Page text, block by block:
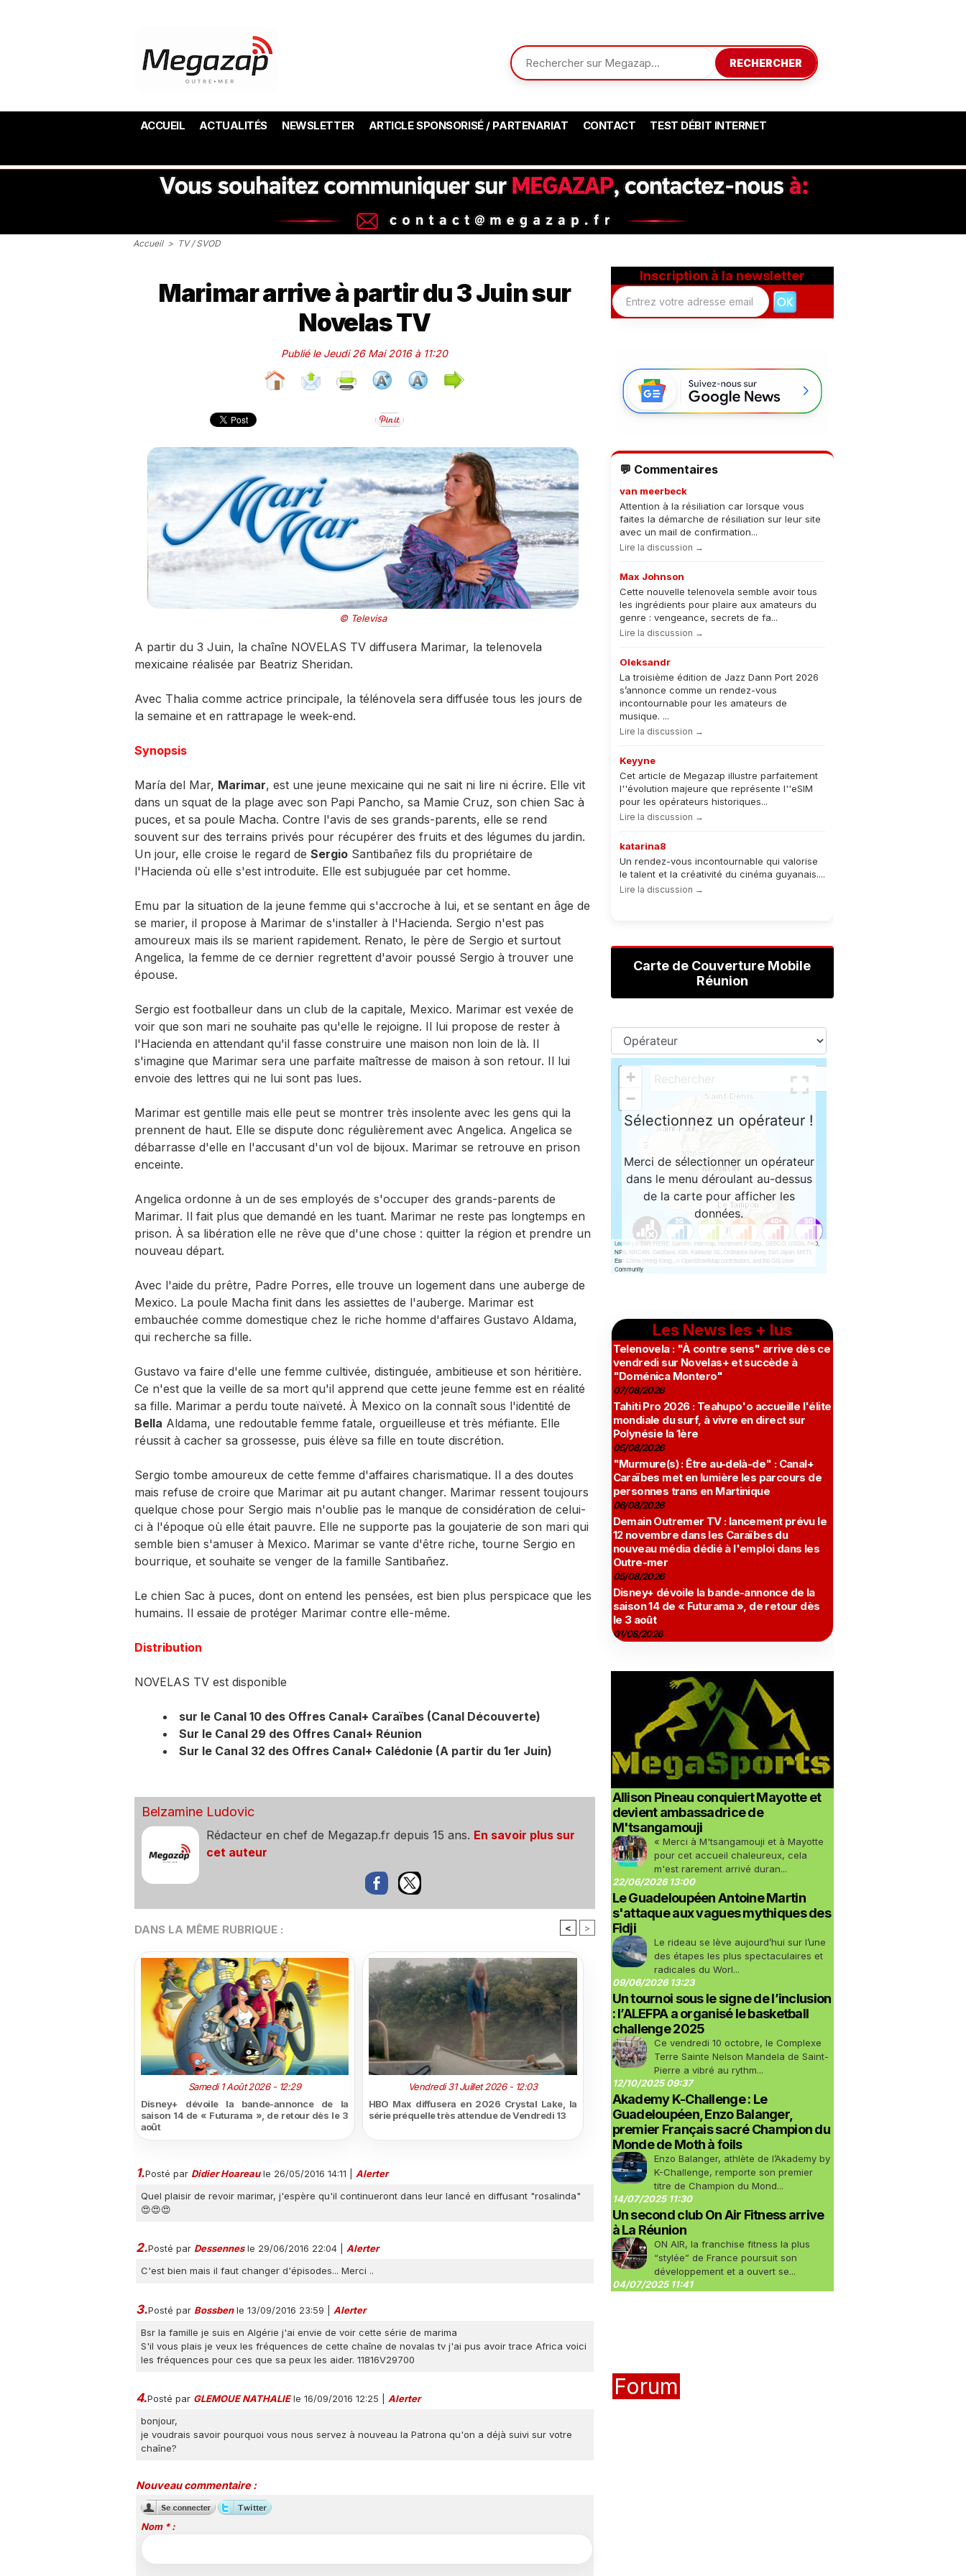
RECHERCHER
ACCUEIL ACTUALITÉS NEWSLETTER ARTICLE SPONSORISÉ / PARTENARIAT CONTACT TEST DÉBIT INTERNET
Accueil > TV / SVOD
Marimar arrive à partir du 3 Juin sur
Novelas TV
Publié le Jeudi 26 Mai 2016 à 11:20
© Televisa
A partir du 3 Juin, la chaîne NOVELAS TV diffusera Marimar, la telenovela
mexicaine réalisée par Beatriz Sheridan.
Avec Thalia comme actrice principale, la télénovela sera diffusée tous les jours de
la semaine et en rattrapage le week-end.
Synopsis
María del Mar, Marimar, est une jeune mexicaine qui ne sait ni lire ni écrire. Elle vit
dans un squat de la plage avec son Papi Pancho, sa Mamie Cruz, son chien Sac à
puces, et sa poule Macha. Contre l'avis de ses grands-parents, elle se rend
souvent sur des terrains privés pour récupérer des fruits et des légumes du jardin.
Un jour, elle croise le regard de SergioSantibañez fils du propriétaire de
l'Hacienda où elle s'est introduite. Elle est subjuguée par cet homme.
Emu par la situation de la jeune femme qui s'accroche à lui, et se sentant en âge de
se marier, il propose à Marimar de s'installer à l'Hacienda. Sergio n'est pas
amoureux mais ils se marient rapidement. Renato, le père de Sergio et surtout
Angelica, la femme de ce dernier regrettent d'avoir poussé Sergio à trouver une
épouse.
Sergio est footballeur dans un club de la capitale, Mexico. Marimar est vexée de
voir que son mari ne souhaite pas qu'elle le rejoigne. Il lui propose de rester à
l'Hacienda en attendant qu'il fasse construire une maison non loin de là. Il
s'imagine que Marimar sera une parfaite maîtresse de maison à son retour. Il lui
envoie des lettres qui ne lui sont pas lues.
Marimar est gentille mais elle peut se montrer très insolente avec les gens qui la
prennent de haut. Elle se dispute donc régulièrement avec Angelica. Angelica se
débarrasse d'elle en l'accusant d'un vol de bijoux. Marimar se retrouve en prison
enceinte.
Angelica ordonne à un de ses employés de s'occuper des grands-parents de
Marimar. Il fait plus que demandé en les tuant. Marimar ne reste pas longtemps en
prison. À sa libération elle ne rêve que d'une chose : quitter la région et prendre un
nouveau départ.
Avec l'aide du prêtre, Padre Porres, elle trouve un logement dans une auberge de
Mexico. La poule Macha finit dans les assiettes de l'auberge. Marimar est
embauchée comme domestique chez le riche homme d'affaires Gustavo Aldama,
qui recherche sa fille.
Gustavo va faire d'elle une femme cultivée, distinguée, ambitieuse et son héritière.
Ce n'est que la veille de sa mort qu'il apprend que cette jeune femme est en réalité
sa fille. Marimar a perdu toute naïveté. À Mexico on la connaît sous l'identité de
Bella Aldama, une redoutable femme fatale, orgueilleuse et très méfiante. Elle
réussit à cacher sa grossesse, puis élève sa fille en toute discrétion.
Sergio tombe amoureux de cette femme d'affaires charismatique. Il a des doutes
mais refuse de croire que Marimar ait pu autant changer. Marimar ressent toujours
quelque chose pour Sergio mais n'oublie pas le manque de considération de celui-
ci à l'époque où elle était pauvre. Elle ne supporte pas la goujaterie de son mari qui
semble bien s'amuser à Mexico. Marimar se vante d'être riche, tourne Sergio en
bourrique, et souhaite se venger de la famille Santibañez.
Le chien Sac à puces, dont on entend les pensées, est bien plus perspicace que les
humains. Il essaie de protéger Marimar contre elle-même.
Distribution
NOVELAS TV est disponible
sur le Canal 10 des Offres Canal+ Caraïbes (Canal Découverte)
Sur le Canal 29 des Offres Canal+ Réunion
Sur le Canal 32 des Offres Canal+ Calédonie (A partir du 1er Juin)
Belzamine Ludovic
Rédacteur en chef de Megazap.fr depuis 15 ans. En savoir plus sur
cet auteur
DANS LA MÊME RUBRIQUE : < >
Samedi 1 Août 2026 - 12:29
Disney+ dévoile la bande-annonce de la
saison 14 de « Futurama », de retour dès le 3
août
Vendredi 31 Juillet 2026 - 12:03
HBO Max diffusera en 2026 Crystal Lake, la
série préquelle très attendue de Vendredi 13
1.Posté par Didier Hoareau le 26/05/2016 14:11
Alerter
Quel plaisir de revoir marimar, j'espère qu'il continueront dans leur lancé en diffusant "rosalinda"
😍😍😍
2.Posté par Dessennes le 29/06/2016 22:04
Alerter
C'est bien mais il faut changer d'épisodes... Merci ..
3.Posté par Bossben le 13/09/2016 23:59
Alerter
Bsr la famille je suis en Algérie j'ai envie de voir cette série de marima
S'il vous plais je veux les fréquences de cette chaîne de novalas tv j'ai pus avoir trace Africa voici
les fréquences pour ces que sa peux les aider. 11816V29700
4.Posté par GLEMOUE NATHALIE le 16/09/2016 12:25
Alerter
bonjour,
je voudrais savoir pourquoi vous nous servez à nouveau la Patrona qu'on a déjà suivi sur votre
chaîne?
Nouveau commentaire :
Nom * :
Inscription à la newsletter
💬 Commentaires
van meerbeck
Attention à la résiliation car lorsque vous
faites la démarche de résiliation sur leur site
avec un mail de confirmation...
Lire la discussion →
Max Johnson
Cette nouvelle telenovela semble avoir tous
les ingrédients pour plaire aux amateurs du
genre : vengeance, secrets de fa...
Lire la discussion →
Oleksandr
La troisième édition de Jazz Dann Port 2026
s’annonce comme un rendez-vous
incontournable pour les amateurs de
musique. ...
Lire la discussion →
Keyyne
Cet article de Megazap illustre parfaitement
l''évolution majeure que représente l''eSIM
pour les opérateurs historiques...
Lire la discussion →
katarina8
Un rendez-vous incontournable qui valorise
le talent et la créativité du cinéma guyanais....
Lire la discussion →
Carte de Couverture Mobile
Réunion
Les News les + lus
Telenovela : "À contre sens" arrive dès ce
vendredi sur Novelas+ et succède à
"Doménica Montero"
07/08/2026
Tahiti Pro 2026 : Teahupo'o accueille l'élite
mondiale du surf, à vivre en direct sur
Polynésie la 1ère
05/08/2026
"Murmure(s) : Être au-delà-de" : Canal+
Caraïbes met en lumière les parcours de
personnes trans en Martinique
06/08/2026
Demain Outremer TV : lancement prévu le
12 novembre dans les Caraïbes du
nouveau média dédié à l'emploi dans les
Outre-mer
05/08/2026
Disney+ dévoile la bande-annonce de la
saison 14 de « Futurama », de retour dès
le 3 août
01/08/2026
Allison Pineau conquiert Mayotte et
devient ambassadrice de
M'tsangamouji
« Merci à M'tsangamouji et à Mayotte
pour cet accueil chaleureux, cela
m'est rarement arrivé duran...
22/06/2026 13:00
Le Guadeloupéen Antoine Martin
s'attaque aux vagues mythiques des
Fidji
Le rideau se lève aujourd’hui sur l’une
des étapes les plus spectaculaires et
radicales du Worl...
09/06/2026 13:23
Un tournoi sous le signe de l’inclusion
: l’ALEFPA a organisé le basketball
challenge 2025
Ce vendredi 10 octobre, le Complexe
Terre Sainte Nelson Mandela de Saint-
Pierre a vibré au rythm...
12/10/2025 09:37
Akademy K-Challenge : Le
Guadeloupéen, Enzo Balanger,
premier Français sacré Champion du
Monde de Moth à foils
Enzo Balanger, athlète de l’Akademy by
K-Challenge, remporte son premier
titre de Champion du Mond...
14/07/2025 11:30
Un second club On Air Fitness arrive
à La Réunion
ON AIR, la franchise fitness la plus
“stylée” de France poursuit son
développement et a ouvert se...
04/07/2025 11:41
Forum